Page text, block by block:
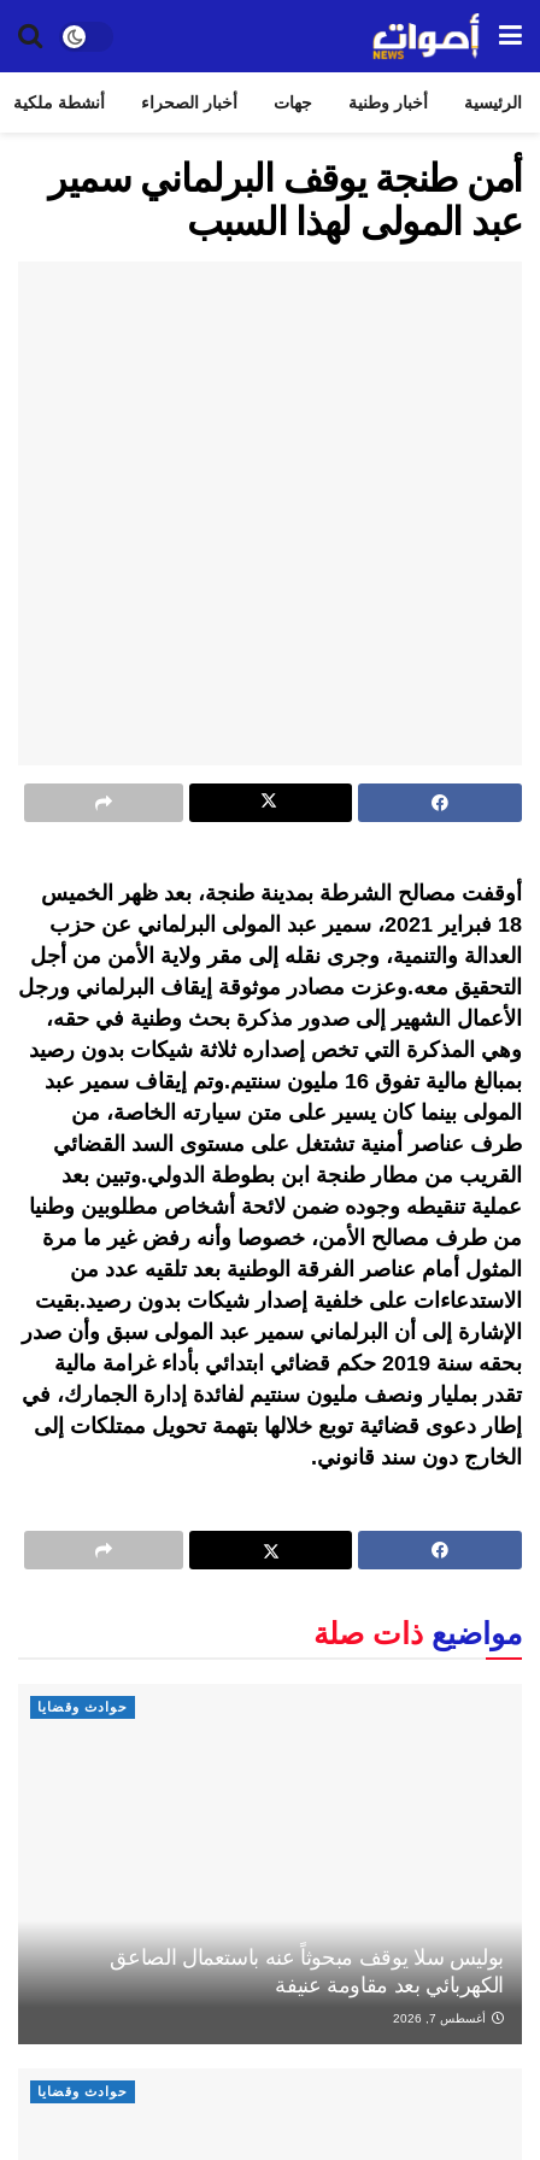
الرئيسية أخبار وطنية جهات أخبار الصحراء أنشطة ملكية
أمن طنجة يوقف البرلماني سمير
عبد المولى لهذا السبب
أوقفت مصالح الشرطة بمدينة طنجة، بعد ظهر الخميس
18 فبراير 2021، سمير عبد المولى البرلماني عن حزب
العدالة والتنمية، وجرى نقله إلى مقر ولاية الأمن من أجل
التحقيق معه.وعزت مصادر موثوقة إيقاف البرلماني ورجل
الأعمال الشهير إلى صدور مذكرة بحث وطنية في حقه،
وهي المذكرة التي تخص إصداره ثلاثة شيكات بدون رصيد
بمبالغ مالية تفوق 16 مليون سنتيم.وتم إيقاف سمير عبد
المولى بينما كان يسير على متن سيارته الخاصة، من
طرف عناصر أمنية تشتغل على مستوى السد القضائي
القريب من مطار طنجة ابن بطوطة الدولي.وتبين بعد
عملية تنقيطه وجوده ضمن لائحة أشخاص مطلوبين وطنيا
من طرف مصالح الأمن، خصوصا وأنه رفض غير ما مرة
المثول أمام عناصر الفرقة الوطنية بعد تلقيه عدد من
الاستدعاءات على خلفية إصدار شيكات بدون رصيد.بقيت
الإشارة إلى أن البرلماني سمير عبد المولى سبق وأن صدر
بحقه سنة 2019 حكم قضائي ابتدائي بأداء غرامة مالية
تقدر بمليار ونصف مليون سنتيم لفائدة إدارة الجمارك، في
إطار دعوى قضائية توبع خلالها بتهمة تحويل ممتلكات إلى
الخارج دون سند قانوني.
مواضيع ذات صلة
حوادث وقضايا
بوليس سلا يوقف مبحوثاً عنه باستعمال الصاعق
الكهربائي بعد مقاومة عنيفة
أغسطس 7, 2026
حوادث وقضايا